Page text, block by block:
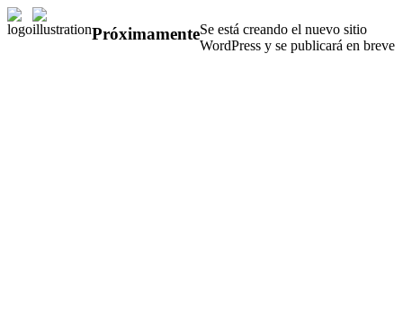
PróximamenteSe está creando el nuevo sitio
WordPress y se publicará en breve